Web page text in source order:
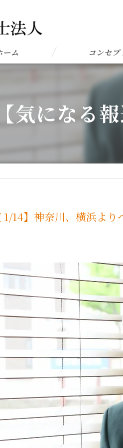
ーム コンセプ
気になる
14】神奈川、横浜より